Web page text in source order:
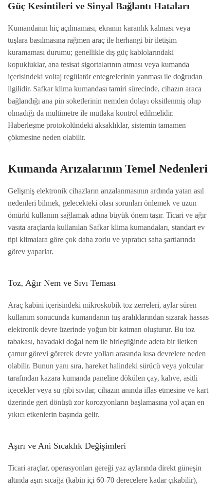
Güç Kesintileri ve Sinyal Bağlantı Hataları
Kumandanın hiç açılmaması, ekranın karanlık kalması veya
tuşlara basılmasına rağmen araç ile herhangi bir iletişim
kuramaması durumu; genellikle dış güç kablolarındaki
kopukluklar, ana tesisat sigortalarının atması veya kumanda
içerisindeki voltaj regülatör entegrelerinin yanması ile doğrudan
ilgilidir. Safkar klima kumandası tamiri sürecinde, cihazın araca
bağlandığı ana pin soketlerinin nemden dolayı oksitlenmiş olup
olmadığı da multimetre ile mutlaka kontrol edilmelidir.
Haberleşme protokolündeki aksaklıklar, sistemin tamamen
çökmesine neden olabilir.
Kumanda Arızalarının Temel Nedenleri
Gelişmiş elektronik cihazların arızalanmasının ardında yatan asıl
nedenleri bilmek, gelecekteki olası sorunları önlemek ve uzun
ömürlü kullanım sağlamak adına büyük önem taşır. Ticari ve ağır
vasıta araçlarda kullanılan Safkar klima kumandaları, standart ev
tipi klimalara göre çok daha zorlu ve yıpratıcı saha şartlarında
görev yaparlar.
Toz, Ağır Nem ve Sıvı Teması
Araç kabini içerisindeki mikroskobik toz zerreleri, aylar süren
kullanım sonucunda kumandanın tuş aralıklarından sızarak hassas
elektronik devre üzerinde yoğun bir katman oluşturur. Bu toz
tabakası, havadaki doğal nem ile birleştiğinde adeta bir iletken
çamur görevi görerek devre yolları arasında kısa devrelere neden
olabilir. Bunun yanı sıra, hareket halindeki sürücü veya yolcular
tarafından kazara kumanda paneline dökülen çay, kahve, asitli
içecekler veya su gibi sıvılar, cihazın anında iflas etmesine ve kart
üzerinde geri dönüşü zor korozyonların başlamasına yol açan en
yıkıcı etkenlerin başında gelir.
Aşırı ve Ani Sıcaklık Değişimleri
Ticari araçlar, operasyonları gereği yaz aylarında direkt güneşin
altında aşırı sıcağa (kabin içi 60-70 derecelere kadar çıkabilir),